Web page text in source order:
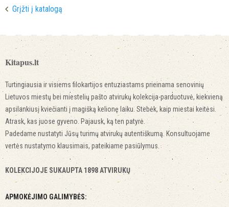
Grįžti į katalogą
Kitapus.lt
Turtingiausia ir visiems filokartijos entuziastams prieinama senovinių
Lietuvos miestų bei miestelių pašto atvirukų kolekcija-parduotuvė, kiekvieną
apsilankiusį kviečianti į magišką kelionę laiku. Stebėk, kaip miestai keitėsi.
Atrask, kas juose gyveno. Pajausk, ką ten patyrė.
Padedame nustatyti Jūsų turimų atvirukų autentiškumą. Konsultuojame
vertės nustatymo klausimais, pateikiame pasiūlymus.
KOLEKCIJOJE SUKAUPTA 1898 ATVIRUKŲ
APMOKĖJIMO GALIMYBĖS: